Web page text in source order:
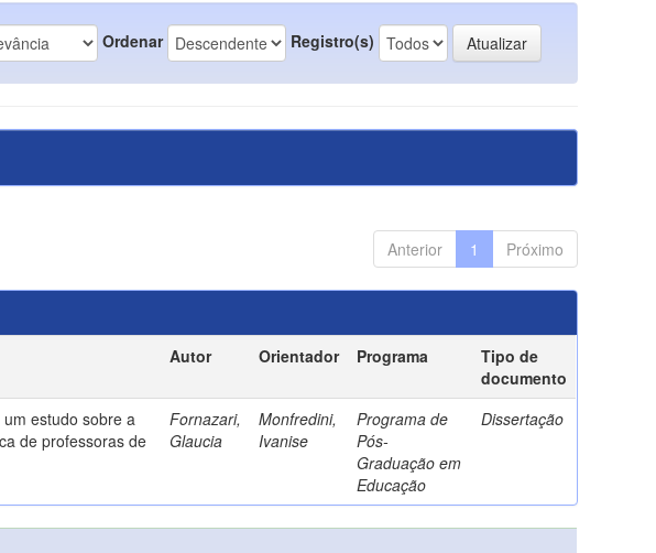
Ordenar Registro(s)
Anterior 1 Próximo
Autor Orientador Programa
Tipo de
documento
estudo sobre a
de professoras de
Fornazari,
Glaucia
Monfredini,
Ivanise
Programa de
Pós-
Graduação em
Educação
Dissertação